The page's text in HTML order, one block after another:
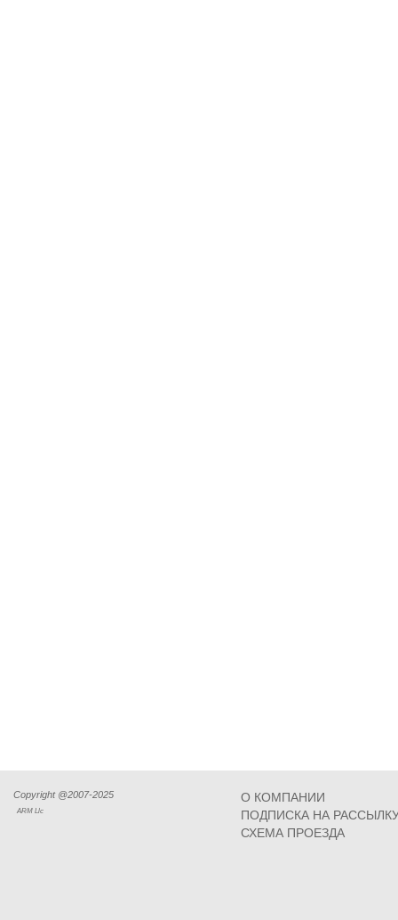
Copyright @2007-2025
ARM Llc
О КОМПАНИИ
ПОДПИСКА НА
СХЕМА ПРОЕЗДА